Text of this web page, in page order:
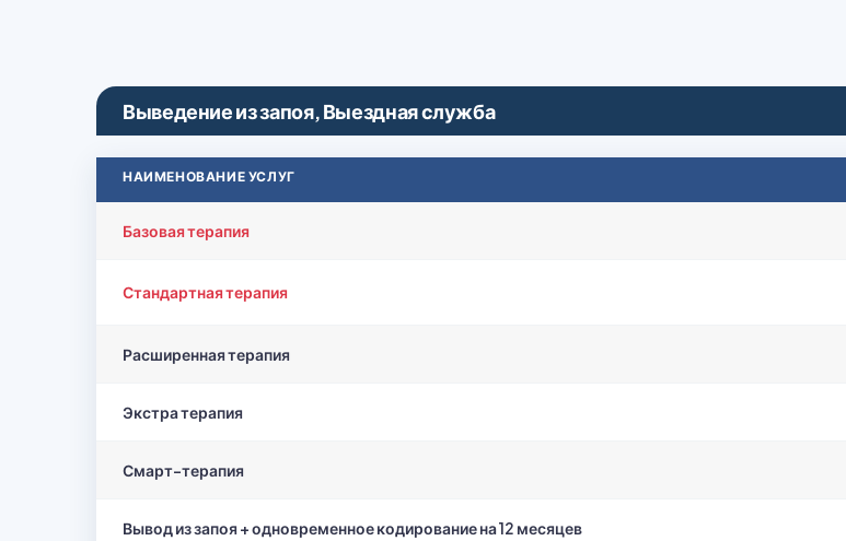
Выведение из запоя, Выездная служба
НАИМЕНОВАНИЕ УСЛУГ
Базовая терапия
Стандартная терапия
Расширенная терапия
Экстра терапия
Смарт-терапия
Вывод из запоя + одновременное кодирование на 12 месяцев